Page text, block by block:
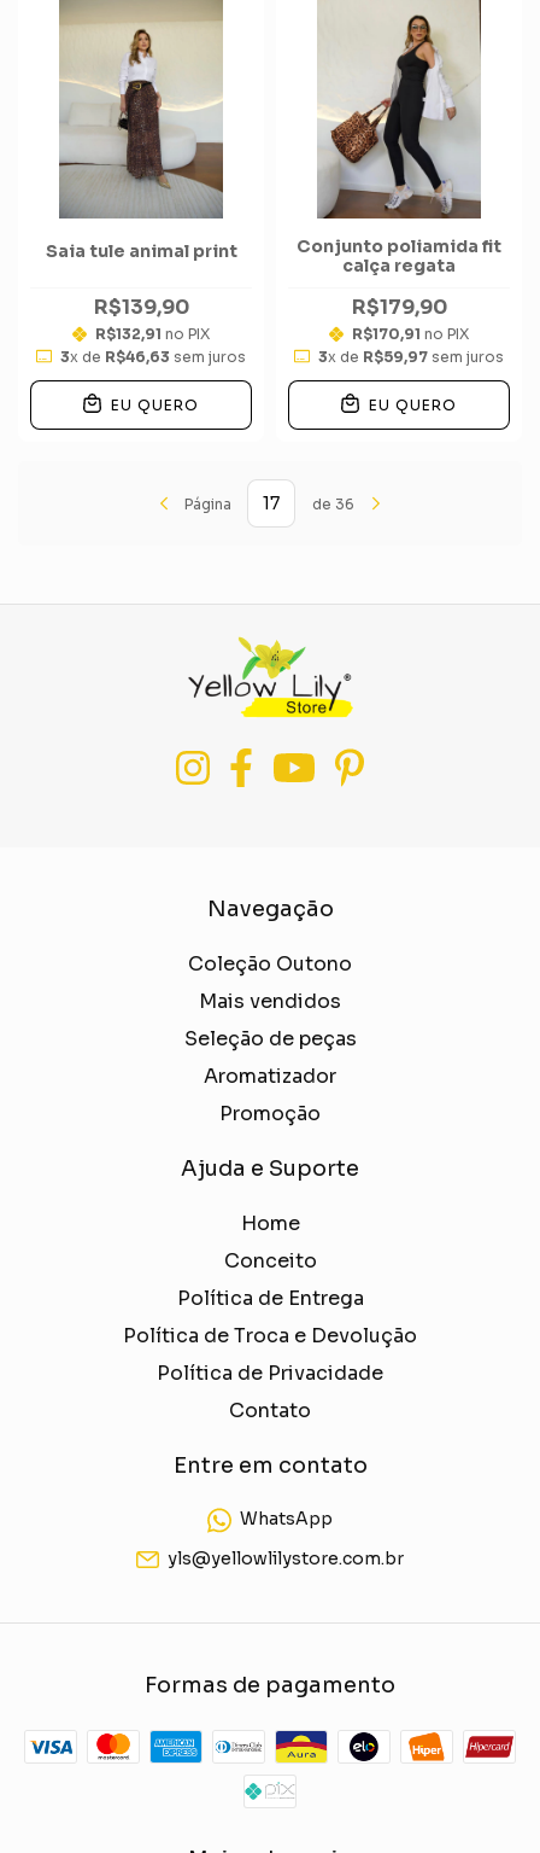
Saia tule animal print
R$139,90
R$132,91 no PIX
3x de R$46,63 sem juros
EU QUERO
Conjunto poliamida fit
calça regata
R$179,90
R$170,91 no PIX
3x de R$59,97 sem juros
EU QUERO
Página de 36
Navegação
Coleção Outono
Mais vendidos
Seleção de peças
Aromatizador
Promoção
Ajuda e Suporte
Home
Conceito
Política de Entrega
Política de Troca e Devolução
Política de Privacidade
Contato
Entre em contato
WhatsApp
yls@yellowlilystore.com.br
Formas de pagamento